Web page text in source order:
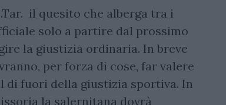
il quesito che alberga tra i
solo a partire dal prossimo
la giustizia ordinaria. In breve
per forza di cose, far valere
fuori della giustizia sportiva. In
la salernitana dovrà